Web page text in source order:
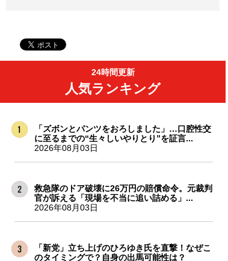
24時間更新
人気ランキング
「ズボンとパンツをおろしました」…口腔性交
に至るまでの“生々しいやりとり”を証言...
2026年08月03日
救急隊のドア破壊に26万円の賠償命令。元裁判
官が訴える「現場を不当に追い詰める」...
2026年08月03日
「新党」立ち上げのひろゆき氏を直撃！なぜこ
のタイミングで？自身の出馬可能性は？